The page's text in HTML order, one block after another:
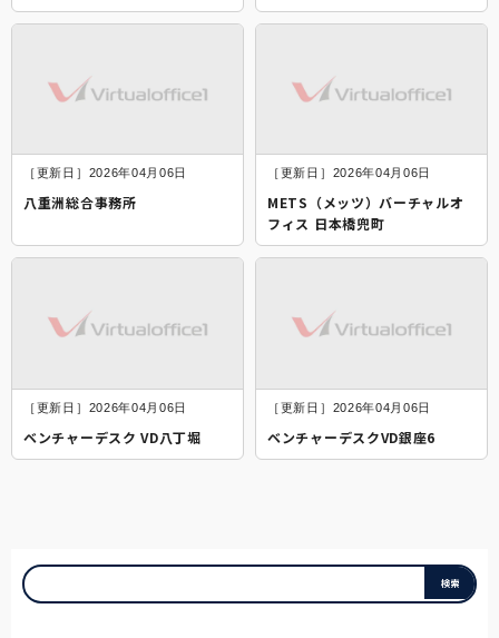
［更新日］2026年04月06日
八重洲総合事務所
［更新日］2026年04月06日
METS（メッツ）バーチャルオ
フィス 日本橋兜町
［更新日］2026年04月06日
ベンチャーデスク VD八丁堀
［更新日］2026年04月06日
ベンチャーデスクVD銀座6